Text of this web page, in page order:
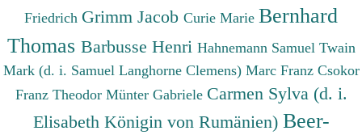
Friedrich Grimm Jacob Curie Marie Bernhard
Thomas Barbusse Henri Hahnemann Samuel Twain
Mark (d. i. Samuel Langhorne Clemens) Marc Franz Csokor
Franz Theodor Münter Gabriele Carmen Sylva (d. i.
Elisabeth Königin von Rumänien) Beer-